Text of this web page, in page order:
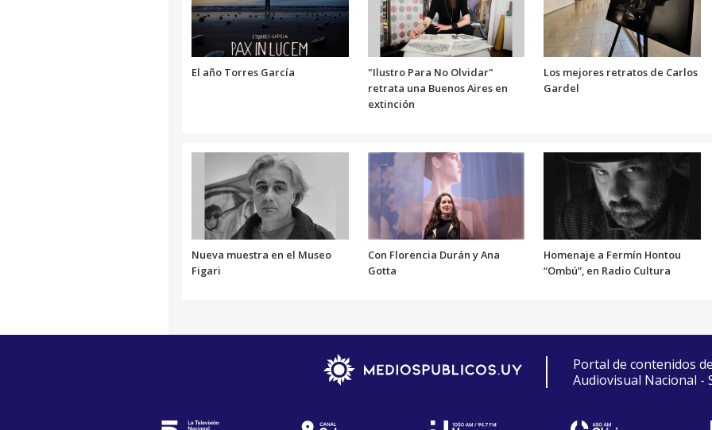
El año Torres García
"Ilustro Para No Olvidar"
retrata una Buenos Aires en
extinción
Los mejores retratos de Carlos
Gardel
Nueva muestra en el Museo
Figari
Con Florencia Durán y Ana
Gotta
Homenaje a Fermín Hontou
“Ombú”, en Radio Cultura
Portal de contenidos
Audiovisual Nacional -